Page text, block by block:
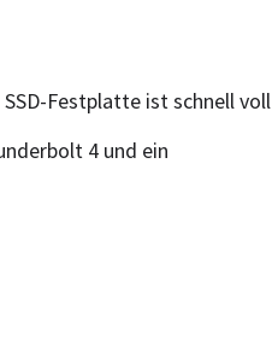
SSD-Festplatte ist schnell voll
4 und ein